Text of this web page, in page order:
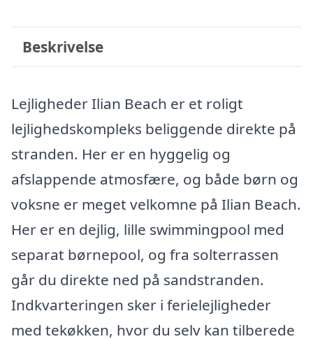
Beskrivelse
Lejligheder Ilian Beach er et roligt
lejlighedskompleks beliggende direkte på
stranden. Her er en hyggelig og
afslappende atmosfære, og både børn og
voksne er meget velkomne på Ilian Beach.
Her er en dejlig, lille swimmingpool med
separat børnepool, og fra solterrassen
går du direkte ned på sandstranden.
Indkvarteringen sker i ferielejligheder
med tekøkken, hvor du selv kan tilberede